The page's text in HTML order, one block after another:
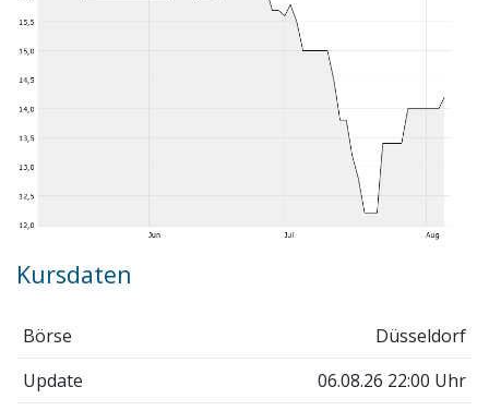
Kursdaten
Börse
Düsseldorf
Update
06.08.26 22:00 Uhr